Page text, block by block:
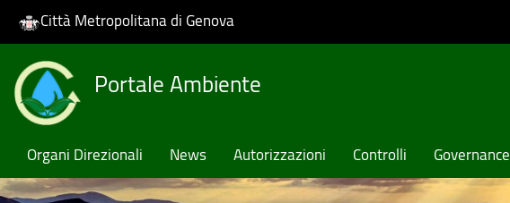
Skip
main
Città Metropolitana di Genova
Portale Ambiente
Organi Direzionali News Autorizzazioni Controlli Governance